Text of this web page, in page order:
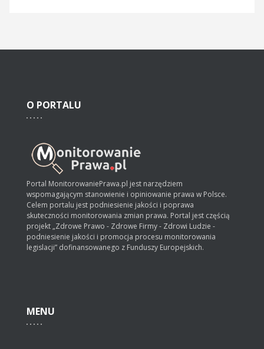
O PORTALU
Portal MonitorowaniePrawa.pl jest narzędziem
wspomagającym stanowienie i opiniowanie prawa w Polsce.
Celem portalu jest podniesienie jakości i poprawa
skuteczności monitorowania zmian prawa. Portal jest częścią
projekt „Zdrowe Prawo - Zdrowe Firmy - Zdrowi Ludzie -
podniesienie jakości i promocja procesu monitorowania
legislacji” dofinansowanego z Funduszy Europejskich.
MENU